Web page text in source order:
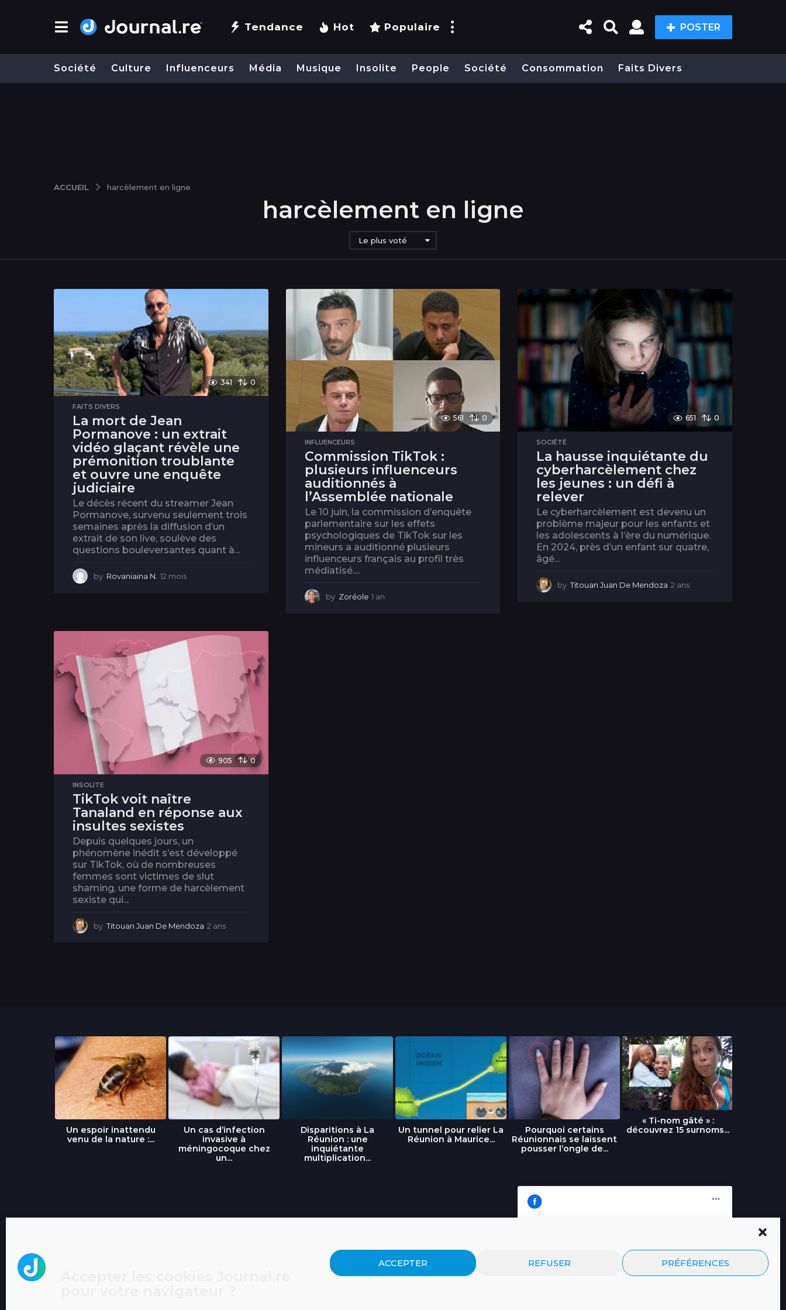
ACCEPTER REFUSER PRÉFÉRENCES
Tendance Hot Populaire POSTER
Société Culture Influenceurs Média Musique Insolite People Société Consommation Faits Divers
ACCUEIL harcèlement en ligne
harcèlement en ligne
Le plus voté
341 0
FAITS DIVERS
La mort de Jean
Pormanove : un extrait
vidéo glaçant révèle une
prémonition troublante
et ouvre une enquête
judiciaire
Le décès récent du streamer Jean
Pormanove, survenu seulement trois
semaines après la diffusion d’un
extrait de son live, soulève des
questions bouleversantes quant à...
by Rovaniaina N. 12 mois
s
561 0
INFLUENCEURS
Commission TikTok :
plusieurs influenceurs
auditionnés à
l’Assemblée nationale
Le 10 juin, la commission d’enquête
parlementaire sur les effets
psychologiques de TikTok sur les
mineurs a auditionné plusieurs
influenceurs français au profil très
médiatisé....
by Zoréole 1 an
651 0
SOCIÉTÉ
La hausse inquiétante du
cyberharcèlement chez
les jeunes : un défi à
relever
Le cyberharcèlement est devenu un
problème majeur pour les enfants et
les adolescents à l’ère du numérique.
En 2024, près d’un enfant sur quatre,
âgé...
by Titouan Juan De Mendoza 2 ans
905 0
INSOLITE
TikTok voit naître
Tanaland en réponse aux
insultes sexistes
Depuis quelques jours, un
phénomène inédit s’est développé
sur TikTok, où de nombreuses
femmes sont victimes de slut
shaming, une forme de harcèlement
sexiste qui...
by Titouan Juan De Mendoza 2 ans
Un espoir inattendu
venu de la nature :...
Un cas d’infection
invasive à
méningocoque chez
un...
Disparitions à La
Réunion : une
inquiétante
multiplication...
Un tunnel pour relier La
Réunion à Maurice...
Pourquoi certains
Réunionnais se laissent
pousser l’ongle de...
« Ti-nom gâté » :
découvrez 15 surnoms...
Journal.re
Cliquez pour accepter les cookies
marketing et activer ce contenu